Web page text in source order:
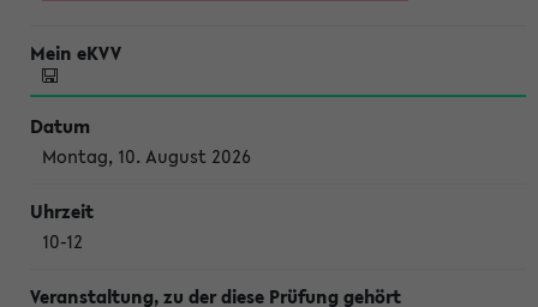
Montag, 10. August 2026
10-12